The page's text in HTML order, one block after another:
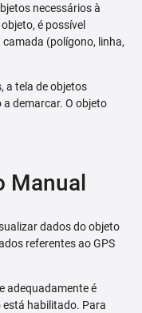
necessários à
é possível
(polígono, linha,
a tela de objetos
demarcar. O objeto
Manual
dados do objeto
referentes ao GPS
adequadamente é
está habilitado. Para